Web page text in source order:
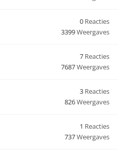
0 Reacties
3399Weergaves
7 Reacties
7687Weergaves
3 Reacties
826Weergaves
1 Reacties
737Weergaves